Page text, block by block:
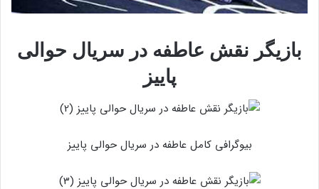
بازیگر نقش عاطفه در سریال حوالی
پاییز
بیوگرافی کامل عاطفه در سریال حوالی پاییز